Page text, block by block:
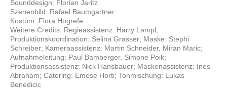
Sounddesign: Florian Jaritz
Szenenbild: Rafael Baumgartner
Kostüm: Flora Hogrefe
Weitere Credits: Regieassistenz: Harry Lampl;
Produktionskoordination: Selina Grasser; Maske: Stephi
Schreiber; Kameraassistenz: Martin Schneider, Miran Maric;
Aufnahmeleitung: Paul Bamberger, Simone Poik;
Produktionsassistenz: Nick Hansbauer; Maskenassistenz: Ines
Abraham; Catering: Emese Horti; Tonmischung: Lukas
Benedicic